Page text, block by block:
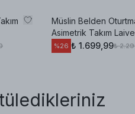
Müslin Belden
Asimetrik Takım
%26 ₺ 1.699,99₺